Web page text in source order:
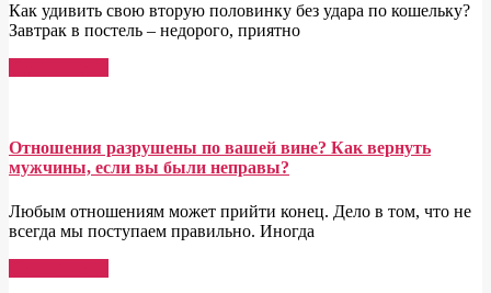
Как удивить свою вторую половинку без удара по кошельку?
Завтрак в постель – недорого, приятно
Отношения разрушены по вашей вине? Как вернуть
мужчины, если вы были неправы?
Любым отношениям может прийти конец. Дело в том, что не
всегда мы поступаем правильно. Иногда